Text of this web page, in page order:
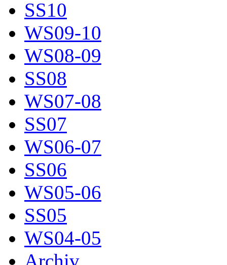
SS10
WS09-10
WS08-09
SS08
WS07-08
SS07
WS06-07
SS06
WS05-06
SS05
WS04-05